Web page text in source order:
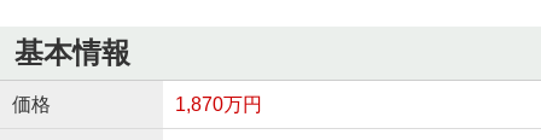
基本情報
価格 1,870万円